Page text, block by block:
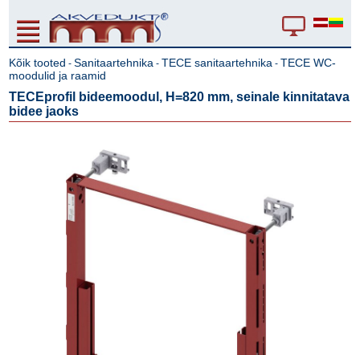
Kõik tooted -Sanitaartehnika - TECE sanitaartehnika - TECE WC-
moodulid ja raamid
TECEprofil bideemoodul, H=820 mm, seinale kinnitatava
bidee jaoks